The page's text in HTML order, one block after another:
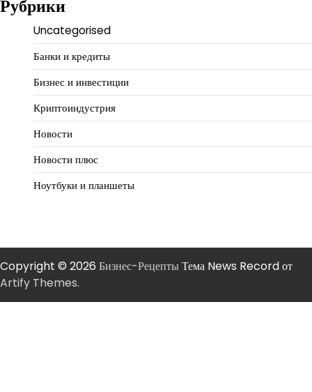
Рубрики
Uncategorised
Банки и кредиты
Бизнес и инвестиции
Криптоиндустрия
Новости
Новости плюс
Ноутбуки и планшеты
Copyright © 2026 Бизнес-РецептыТема News Record от
Artify Themes.